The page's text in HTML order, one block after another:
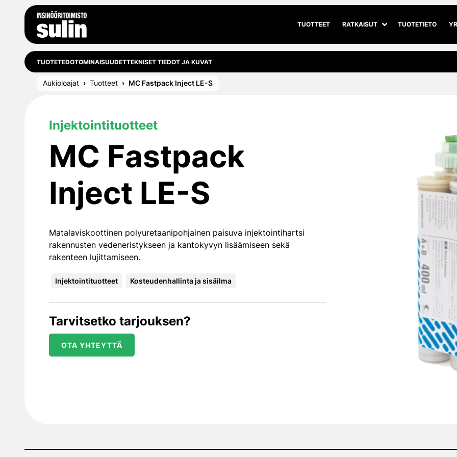
Siirry sisältöön
TUOTTEET RATKAISUT
Avaa alivalikko
Sulje alivalikko
TUOTETIETO
TUOTETEDOTOMINAISUUDETTEKNISET TIEDOT JA KUVAT
Aukioloajat Tuotteet MC Fastpack Inject LE-S
Injektointituotteet
MC Fastpack
Inject LE-S
Matalaviskoottinen polyuretaanipohjainen paisuva injektointihartsi
rakennusten vedeneristykseen ja kantokyvyn lisäämiseen sekä
rakenteen lujittamiseen.
Injektointituotteet Kosteudenhallinta ja sisäilma
Tarvitsetko tarjouksen?
OTA YHTEYTTÄ